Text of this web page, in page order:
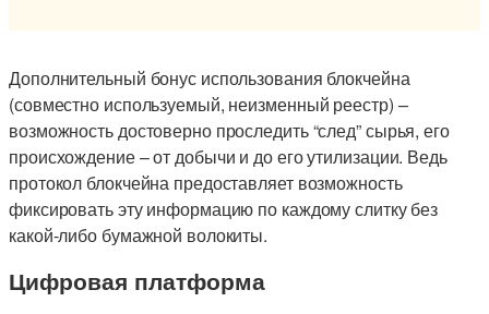
Дополнительный бонус использования блокчейна
(совместно используемый, неизменный реестр) –
возможность достоверно проследить “след” сырья, его
происхождение – от добычи и до его утилизации. Ведь
протокол блокчейна предоставляет возможность
фиксировать эту информацию по каждому слитку без
какой-либо бумажной волокиты.
Цифровая платформа